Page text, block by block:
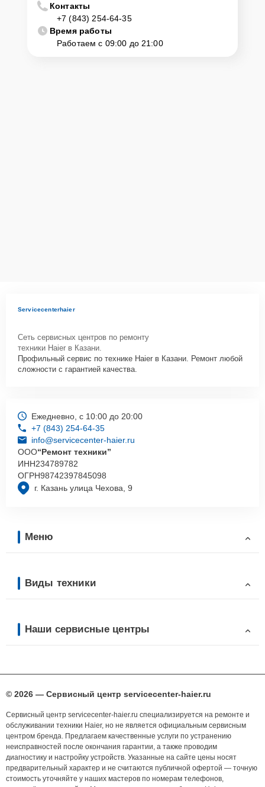
Контакты
+7 (843) 254-64-35
Время работы
Работаем с 09:00 до 21:00
Servicecenterhaier
Сеть сервисных центров по ремонту
техники Haier в Казани.
Профильный сервис по технике Haier в Казани. Ремонт любой
сложности с гарантией качества.
г. Казань улица Чехова, 9
Ежедневно, с 10:00 до 20:00
+7 (843) 254-64-35
info@servicecenter-haier.ru
ООО“Ремонт техники”
ИНН234789782
ОГРН98742397845098
Меню
Виды техники
Наши сервисные центры
© 2026 — Сервисный центр servicecenter-haier.ru
Сервисный центр servicecenter-haier.ru специализируется на ремонте и
обслуживании техники Haier, но не является официальным сервисным
центром бренда. Предлагаем качественные услуги по устранению
неисправностей после окончания гарантии, а также проводим
диагностику и настройку устройств. Указанные на сайте цены носят
предварительный характер и не считаются публичной офертой — точную
стоимость уточняйте у наших мастеров по номерам телефонов,